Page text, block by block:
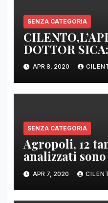
SENZA CATEGORIA
DOTTOR
DI BASE
E SENZA
APR 8, 2020
SENZA CATEGORIA
Agropoli, 12
analizzati
APR 7, 2020